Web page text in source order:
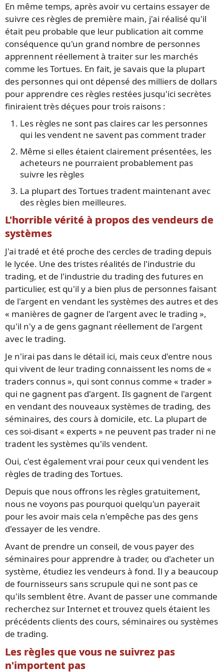
En même temps, après avoir vu certains essayer de
suivre ces règles de première main, j'ai réalisé qu'il
était peu probable que leur publication ait comme
conséquence qu'un grand nombre de personnes
apprennent réellement à traiter sur les marchés
comme les Tortues. En fait, je savais que la plupart
des personnes qui ont dépensé des milliers de dollars
pour apprendre ces règles restées jusqu'ici secrètes
finiraient très déçues pour trois raisons :
Les règles ne sont pas claires car les personnes
qui les vendent ne savent pas comment trader
Même si elles étaient clairement présentées, les
acheteurs ne pourraient probablement pas
suivre les règles
La plupart des Tortues tradent maintenant avec
des règles bien meilleures.
L'horrible vérité à propos des vendeurs de
systèmes
J'ai tradé et été proche des cercles de trading depuis
le lycée. Une des tristes réalités de l'industrie du
trading, et de l'industrie du trading des futures en
particulier, est qu'il y a bien plus de personnes faisant
de l'argent en vendant les systèmes des autres et des
« manières de gagner de l'argent avec le trading »,
qu'il n'y a de gens gagnant réellement de l'argent
avec le trading.
Je n'irai pas dans le détail ici, mais ceux d'entre nous
qui vivent de leur trading connaissent les noms de «
traders connus », qui sont connus comme « trader »
qui ne gagnent pas d'argent. Ils gagnent de l'argent
en vendant des nouveaux systèmes de trading, des
séminaires, des cours à domicile, etc. La plupart de
ces soi-disant « experts » ne peuvent pas trader ni ne
tradent les systèmes qu'ils vendent.
Oui, c'est également vrai pour ceux qui vendent les
règles de trading des Tortues.
Depuis que nous offrons les règles gratuitement,
nous ne voyons pas pourquoi quelqu'un payerait
pour les avoir mais cela n'empêche pas des gens
d'essayer de les vendre.
Avant de prendre un conseil, de vous payer des
séminaires pour apprendre à trader, ou d'acheter un
système, étudiez les vendeurs à fond. Il y a beaucoup
de fournisseurs sans scrupule qui ne sont pas ce
qu'ils semblent être. Avant de passer une commande
recherchez sur Internet et trouvez quels étaient les
précédents clients des cours, séminaires ou systèmes
de trading.
Les règles que vous ne suivrez pas
n'importent pas